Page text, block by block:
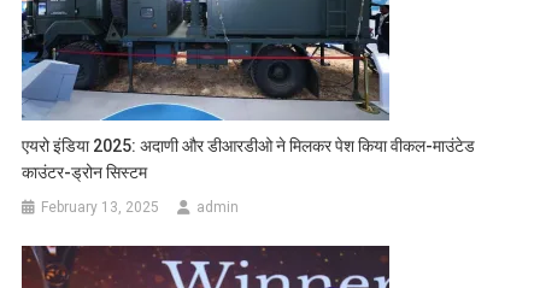
एयरो इंडिया 2025: अदाणी और डीआरडीओ ने मिलकर पेश किया वीकल-माउंटेड
काउंटर-ड्रोन सिस्टम
February 13, 2025 admin